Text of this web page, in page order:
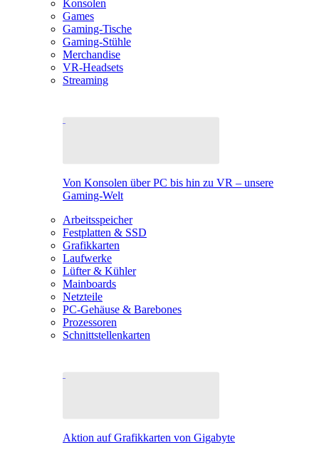
Konsolen
Games
Gaming-Tische
Gaming-Stühle
Merchandise
VR-Headsets
Streaming
Von Konsolen über PC bis hin zu VR – unsere
Gaming-Welt
Arbeitsspeicher
Festplatten & SSD
Grafikkarten
Laufwerke
Lüfter & Kühler
Mainboards
Netzteile
PC-Gehäuse & Barebones
Prozessoren
Schnittstellenkarten
Aktion auf Grafikkarten von Gigabyte